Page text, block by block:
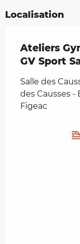
Localisation
Ateliers
GV Sport
Salle des
des Causses -
Figeac